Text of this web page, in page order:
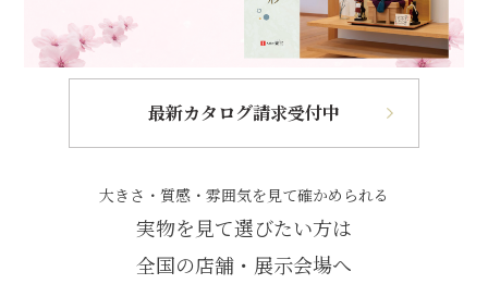
最新カタログ請求受付中
大きさ・質感・雰囲気を見て確かめられる
実物を見て選びたい方は
全国の店舗・展示会場へ